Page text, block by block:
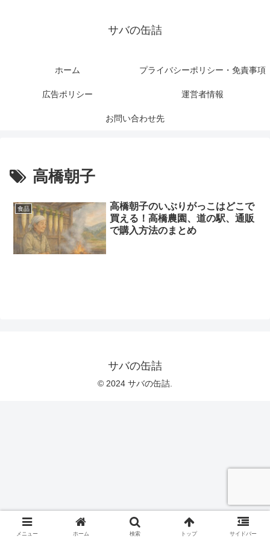
サバの缶詰
ホーム プライバシーポリシー・免責事項
広告ポリシー 運営者情報
お問い合わせ先
高橋朝子
食品
高橋朝子のいぶりがっこはどこで
買える！高橋農園、道の駅、通販
で購入方法のまとめ
サバの缶詰
© 2024 サバの缶詰.
メニュー ホーム 検索 トップ サイドバー